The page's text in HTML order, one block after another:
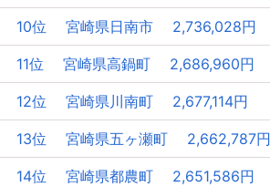
10位 宮崎県日南市 2,736,028円
11位 宮崎県高鍋町 2,686,960円
12位 宮崎県川南町 2,677,114円
13位 宮崎県五ヶ瀬町 2,662,787円
14位 宮崎県都農町 2,651,586円